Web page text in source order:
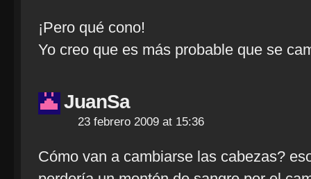
¡Pero qué cono!
Yo creo que es más probable que se
JuanSa
23 febrero 2009 at 15:36
Cómo van a cambiarse las cabezas?